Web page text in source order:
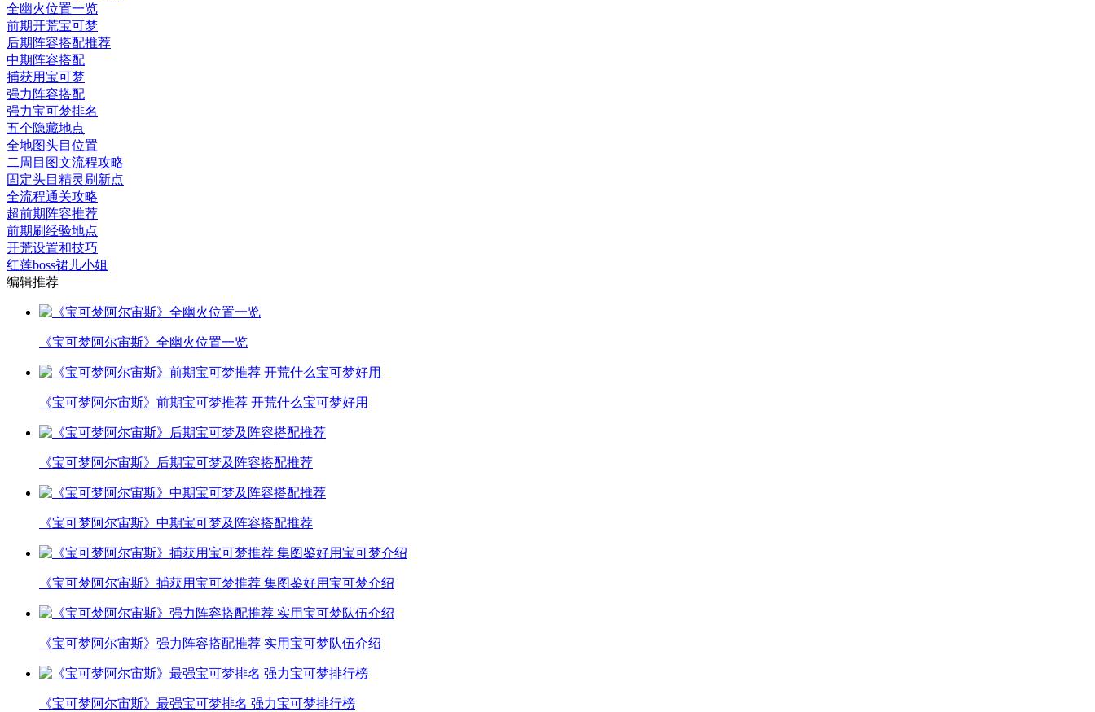
全幽火位置一览
前期开荒宝可梦
后期阵容搭配推荐
中期阵容搭配
捕获用宝可梦
强力阵容搭配
强力宝可梦排名
五个隐藏地点
全地图头目位置
二周目图文流程攻略
固定头目精灵刷新点
全流程通关攻略
超前期阵容推荐
前期刷经验地点
开荒设置和技巧
红莲boss裙儿小姐
编辑推荐
《宝可梦阿尔宙斯》全幽火位置一览
《宝可梦阿尔宙斯》前期宝可梦推荐 开荒什么宝可梦好用
《宝可梦阿尔宙斯》后期宝可梦及阵容搭配推荐
《宝可梦阿尔宙斯》中期宝可梦及阵容搭配推荐
《宝可梦阿尔宙斯》捕获用宝可梦推荐 集图鉴好用宝可梦介绍
《宝可梦阿尔宙斯》强力阵容搭配推荐 实用宝可梦队伍介绍
《宝可梦阿尔宙斯》最强宝可梦排名 强力宝可梦排行榜